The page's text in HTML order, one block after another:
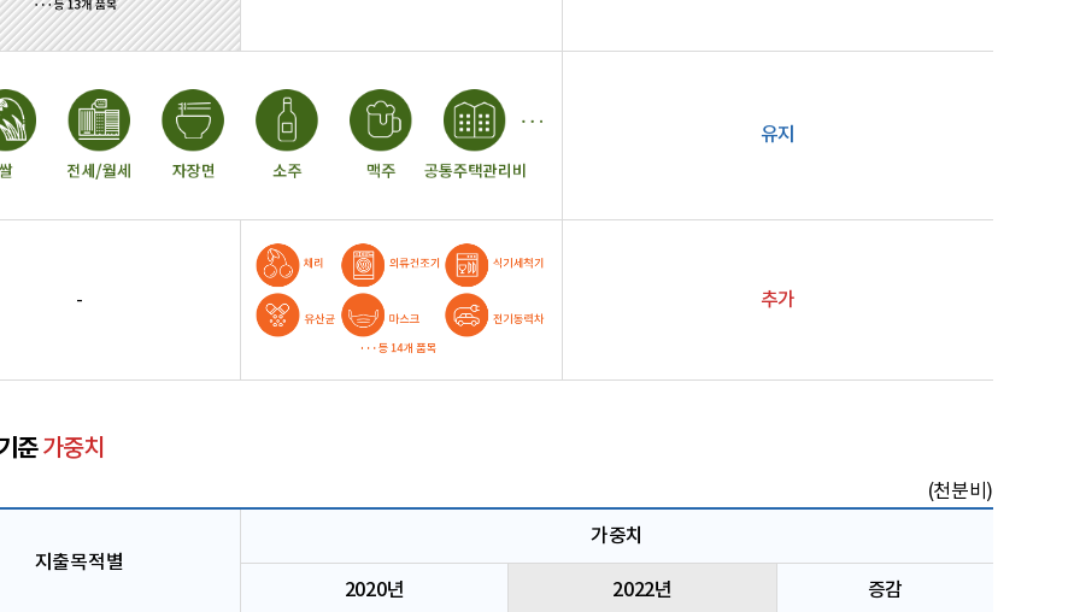
유지
- 추가
준가중치
(천분비)
지출목적별
가중치
2020년 2022년 증감